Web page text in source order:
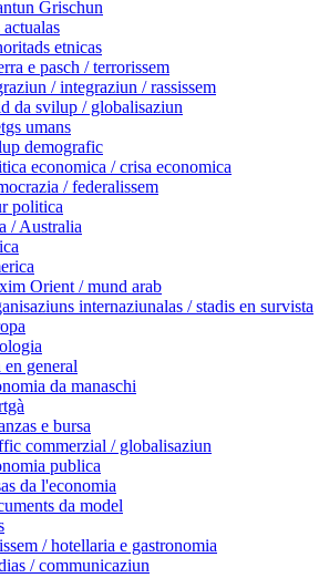
Grischun
etnicas
e pasch / terrorissem
/ integraziun / rassissem
da svilup / globalisaziun
umans
demografic
economica / crisa economica
/ federalissem
politica
/ Australia
Orient / mund arab
internaziunalas / stadis en survista
general
da manaschi
e bursa
commerzial / globalisaziun
publica
da l'economia
da model
/ hotellaria e gastronomia
/ communicaziun